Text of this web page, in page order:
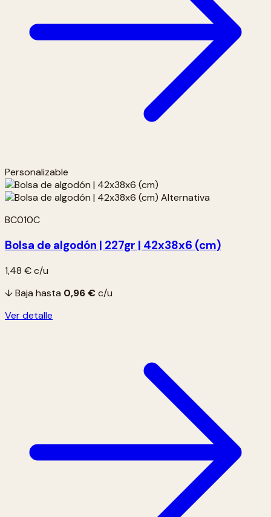
Personalizable
BC010C
Bolsa de algodón | 227gr | 42x38x6 (cm)
1,48 €c/u
↓ Baja hasta 0,96 €c/u
Ver detalle